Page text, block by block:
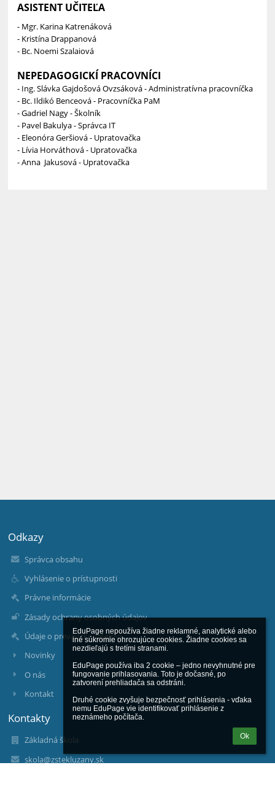
EduPage nepoužíva žiadne reklamné, analytické alebo
iné súkromie ohrozujúce cookies. Žiadne cookies sa
nezdieľajú s tretími stranami.
EduPage používa iba 2 cookie – jedno nevyhnutné pre
fungovanie prihlasovania. Toto je dočasné, po
zatvorení prehliadača sa odstráni.
Druhé cookie zvyšuje bezpečnosť prihlásenia - vďaka
nemu EduPage vie identifikovať prihlásenie z
neznámeho počítača.
Ok
ASISTENT UČITEĽA
- Mgr. Karina Katrenáková
- Kristína Drappanová
- Bc. Noemi Szalaiová
NEPEDAGOGICKÍ PRACOVNÍCI
- Ing. Slávka Gajdošová Ovzsáková - Administratívna pracovníčka
- Bc. Ildikó Benceová - Pracovníčka PaM
- Gadriel Nagy - Školník
- Pavel Bakulya - Správca IT
- Eleonóra Geršiová - Upratovačka
- Lívia Horváthová - Upratovačka
- Anna Jakusová - Upratovačka
Odkazy
Správca obsahu
Vyhlásenie o prístupnosti
Právne informácie
Zásady ochrany osobných údajov
Údaje o prevádzkovateľovi
Novinky
O nás
Kontakt
Kontakty
Základná škola
skola@zstekluzany.sk